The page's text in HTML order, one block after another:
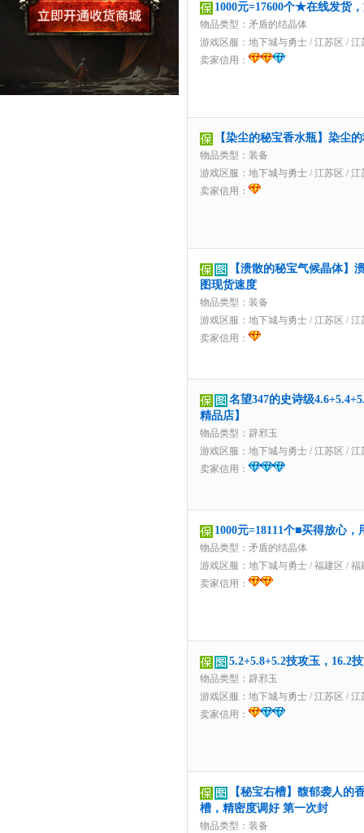
1000元=17600个★在线发货
物品类型：矛盾的结晶体
游戏区服： 地下城与勇士 / 江苏区 / 江
卖家信用：
【染尘的秘宝香水瓶】染尘
物品类型：装备
游戏区服： 地下城与勇士 / 江苏区 / 江
卖家信用：
【溃散的秘宝气候晶体】
图现货速度
物品类型：装备
游戏区服： 地下城与勇士 / 江苏区 / 江
卖家信用：
名望347的史诗级
精品店】
物品类型：辟邪玉
游戏区服： 地下城与勇士 / 江苏区 / 江
卖家信用：
1000元=18111个■买得放心
物品类型：矛盾的结晶体
游戏区服： 地下城与勇士 / 福建区 / 福
卖家信用：
5.2+5.8+5.2技攻玉，16.2
物品类型：辟邪玉
游戏区服： 地下城与勇士 / 江苏区 / 江
卖家信用：
【秘宝右槽】馥郁袭人的
槽，精密度调好 第一次封
物品类型：装备